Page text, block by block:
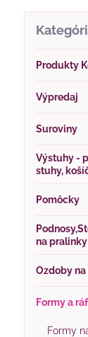
Produkty
Výpredaj
Suroviny
Výstuhy -
stuhy,
Pomôcky
na pralinky
Ozdoby
Formy a
Formy